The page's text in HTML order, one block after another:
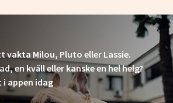
vakta Milou, Pluto eller Lassie.
en kväll eller kanske en hel helg?
i appen idag